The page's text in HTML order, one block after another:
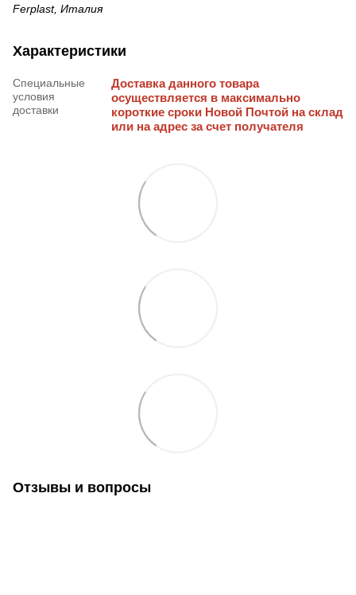
Ferplast, Италия
Характеристики
Специальные
условия
доставки
Доставка данного товара
осуществляется в максимально
короткие сроки Новой Почтой на склад
или на адрес за счет получателя
Отзывы и вопросы